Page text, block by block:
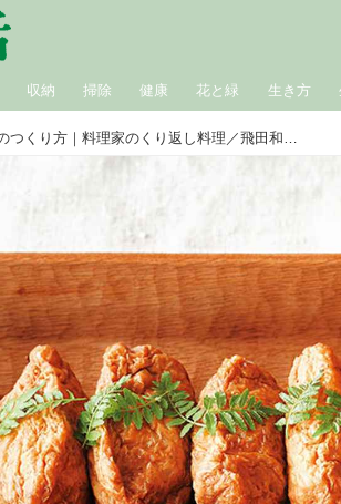
収納 掃除 健康 花と緑 生き方
「いなり寿司」のつくり方｜料理家のくり返し料理／飛田和緒さん